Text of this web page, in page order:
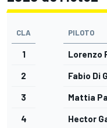
CLA PILOTO
1 Lorenzo
2 Fabio Di
3 Mattia
4 Hector